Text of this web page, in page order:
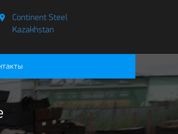
Continent Steel
Kazakhstan